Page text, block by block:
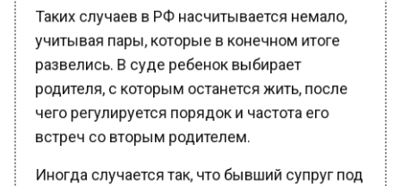
Таких случаев в РФ насчитывается немало,
учитывая пары, которые в конечном итоге
развелись. В суде ребенок выбирает
родителя, с которым останется жить, после
чего регулируется порядок и частота его
встреч со вторым родителем.
Иногда случается так, что бывший супруг под